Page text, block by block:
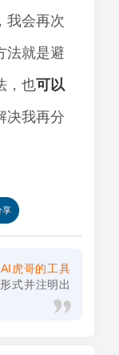
我会再次
法就是避
，也可以
决我再分
享
AI虎哥的工具
式并注明出